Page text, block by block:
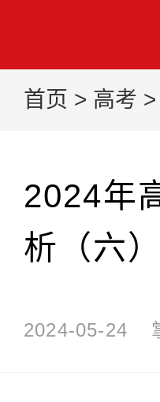
首页 > 高考 >
2024年
析（六）
2024-05-24